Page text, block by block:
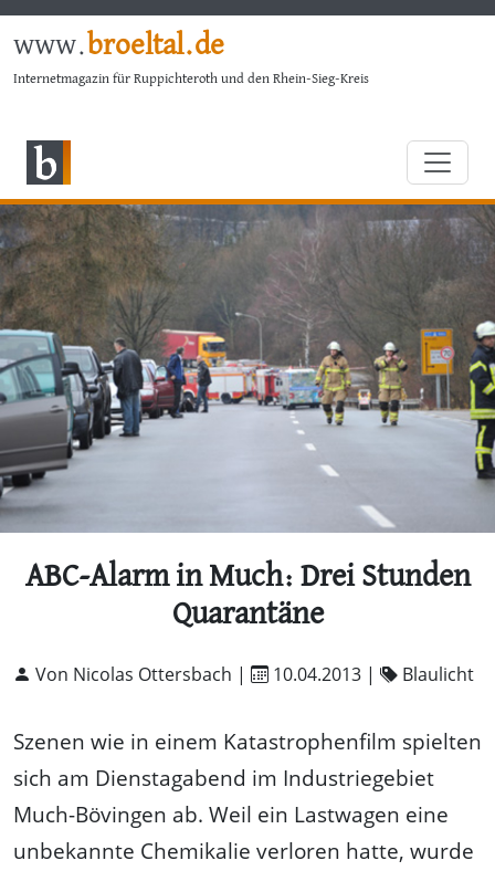
www.broeltal.de
Internetmagazin für Ruppichteroth und den Rhein-Sieg-Kreis
ABC-Alarm in Much: Drei Stunden
Quarantäne
Von Nicolas Ottersbach | 10.04.2013 | Blaulicht
Szenen wie in einem Katastrophenfilm spielten
sich am Dienstagabend im Industriegebiet
Much-Bövingen ab. Weil ein Lastwagen eine
unbekannte Chemikalie verloren hatte, wurde